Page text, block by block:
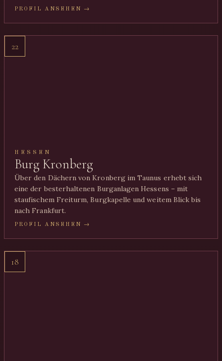
PROFIL ANSEHEN →
22
HESSEN
Burg Kronberg
Über den Dächern von Kronberg im Taunus erhebt sich
eine der besterhaltenen Burganlagen Hessens – mit
staufischem Freiturm, Burgkapelle und weitem Blick bis
nach Frankfurt.
PROFIL ANSEHEN →
18